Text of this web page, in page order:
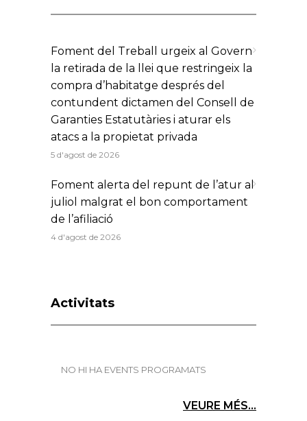
Foment del Treball urgeix al Govern
la retirada de la llei que restringeix la
compra d’habitatge després del
contundent dictamen del Consell de
Garanties Estatutàries i aturar els
atacs a la propietat privada
5 d'agost de 2026
Foment alerta del repunt de l’atur al
juliol malgrat el bon comportament
de l’afiliació
4 d'agost de 2026
Activitats
NO HI HA EVENTS PROGRAMATS
VEURE MÉS...